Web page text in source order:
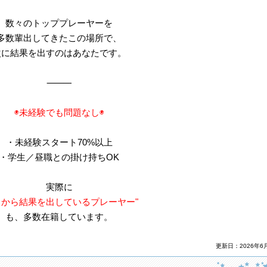
数々のトッププレーヤーを
数輩出してきたこの場所で、
結果を出すのはあなたです。
⸻
◉未経験でも問題なし◉
・未経験スタート70%以上
学生／昼職との掛け持ちOK
実際に
ら結果を出しているプレーヤー"
も、多数在籍しています。
更新日：2026年6